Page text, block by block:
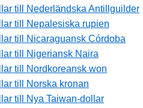
till Nederländska Antillguilder
till Nepalesiska rupien
till Nicaraguansk Córdoba
till Nigeriansk Naira
till Nordkoreansk won
till Norska kronan
till Nya Taiwan-dollar